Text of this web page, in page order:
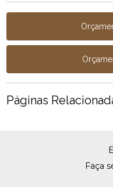
Páginas
Faça